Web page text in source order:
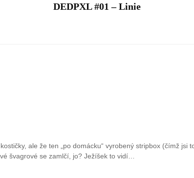
DEDPXL #01 – Linie
ale že ten „po domácku“ vyrobený stripbox (čímž
švagrové se zamlčí, jo? Ježíšek to vidí…